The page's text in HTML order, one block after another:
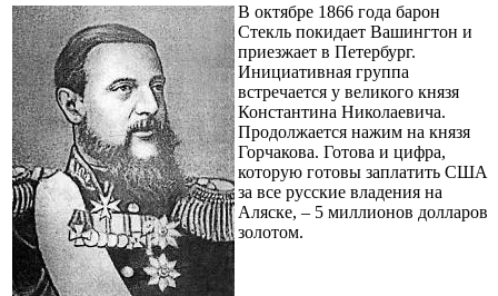
В октябре 1866 года барон
Стекль покидает Вашингтон и
приезжает в Петербург.
Инициативная группа
встречается у великого князя
Константина Николаевича.
Продолжается нажим на князя
Горчакова. Готова и цифра,
которую готовы заплатить США
за все русские владения на
Аляске, – 5 миллионов долларов
золотом.